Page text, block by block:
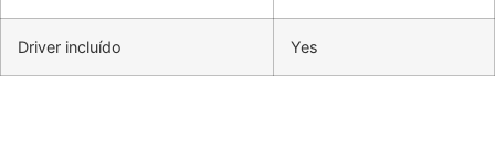
Driver incluído Yes